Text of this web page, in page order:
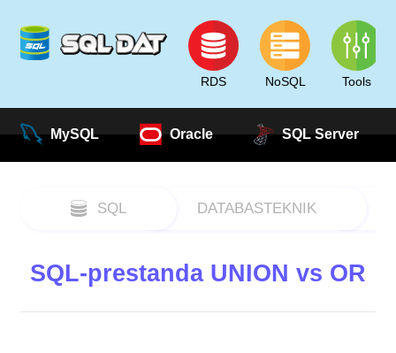
RDS NoSQL Tools
MySQL Oracle SQL Server
SQL DATABASTEKNIK
SQL-prestanda UNION vs OR